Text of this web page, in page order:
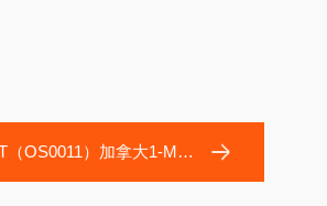
加拿大1-Material产品PDTP-DFBT（OS0011）